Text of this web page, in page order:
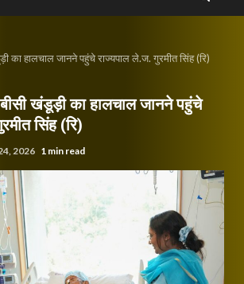
का हालचाल जानने पहुंचे राज्यपाल ले.ज. गुरमीत सिंह (रि)
खंडूड़ी का हालचाल जानने पहुंचे
सिंह (रि)
2026 1 min read